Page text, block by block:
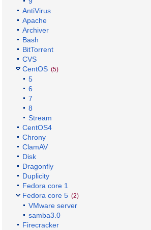
AntiVirus
Apache
Archiver
Bash
BitTorrent
CVS
CentOS (5)
5
6
7
8
Stream
CentOS4
Chrony
ClamAV
Disk
Dragonfly
Duplicity
Fedora core 1
Fedora core 5 (2)
VMware server
samba3.0
Firecracker